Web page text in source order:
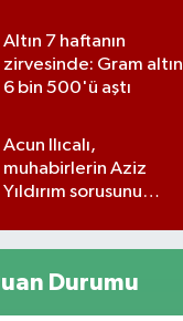
kilolarla altın
Altın 7 haftanın
zirvesinde: Gram altın
6 bin 500'ü aştı
Acun Ilıcalı,
muhabirlerin Aziz
Yıldırım sorusunu
Durumu